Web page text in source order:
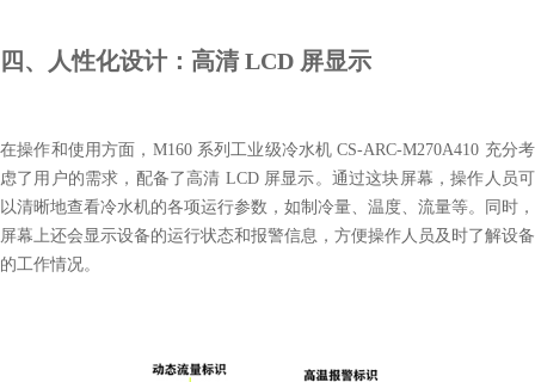
四、人性化设计：高清 LCD 屏显示
在操作和使用方面，M160 系列工业级冷水机 CS-ARC-M270A410 充分考
虑了用户的需求，配备了高清 LCD 屏显示。通过这块屏幕，操作人员可
以清晰地查看冷水机的各项运行参数，如制冷量、温度、流量等。同时，
屏幕上还会显示设备的运行状态和报警信息，方便操作人员及时了解设备
的工作情况。